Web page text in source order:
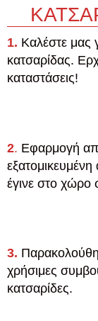
1. Καλέστε μας
κατσαρίδας.
καταστάσεις!
2. Εφαρμογή
έγινε στο χώρο
3.
χρήσιμες
κατσαρίδες.